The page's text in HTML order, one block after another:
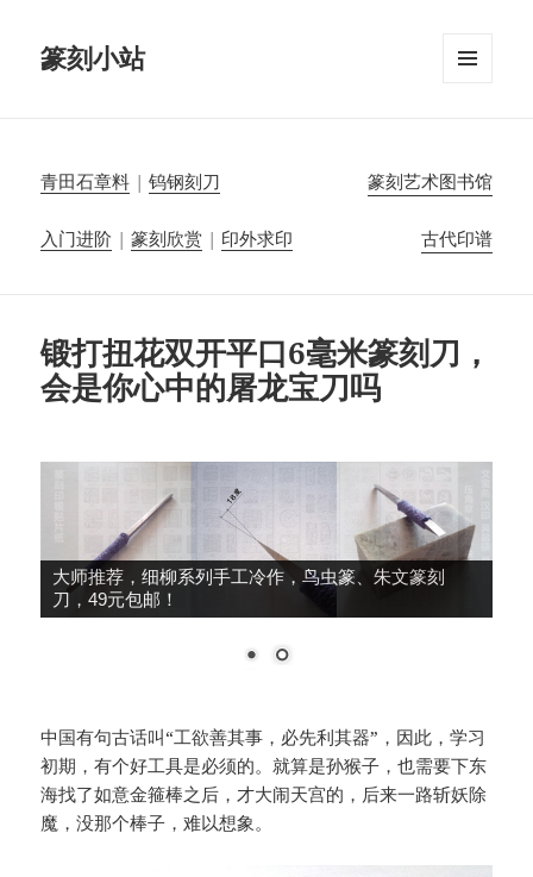
篆刻小站
青田石章料 |钨钢刻刀 篆刻艺术图书馆
入门进阶 |篆刻欣赏 | 印外求印 古代印谱
锻打扭花双开平口6毫米篆刻刀，
会是你心中的屠龙宝刀吗
大师推荐，细柳系列手工冷作，鸟虫篆、朱文篆刻
刀，49元包邮！
中国有句古话叫“工欲善其事，必先利其器”，因此，学习
初期，有个好工具是必须的。就算是孙猴子，也需要下东
海找了如意金箍棒之后，才大闹天宫的，后来一路斩妖除
魔，没那个棒子，难以想象。